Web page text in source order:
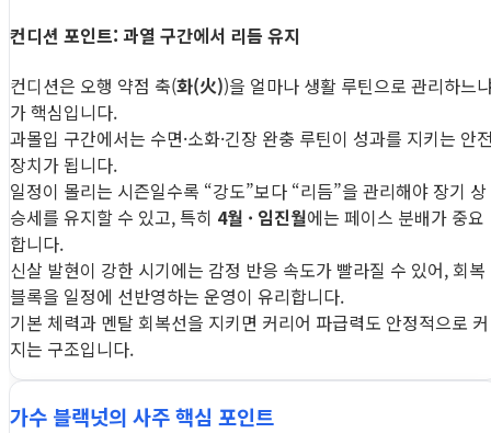
컨디션 포인트: 과열 구간에서 리듬 유지
컨디션은 오행 약점 축(화(火))을 얼마나 생활 루틴으로 관리하느
가 핵심입니다.
과몰입 구간에서는 수면·소화·긴장 완충 루틴이 성과를 지키는 안
장치가 됩니다.
일정이 몰리는 시즌일수록 “강도”보다 “리듬”을 관리해야 장기 상
승세를 유지할 수 있고, 특히 4월 · 임진월에는 페이스 분배가 중요
합니다.
신살 발현이 강한 시기에는 감정 반응 속도가 빨라질 수 있어, 회복
블록을 일정에 선반영하는 운영이 유리합니다.
기본 체력과 멘탈 회복선을 지키면 커리어 파급력도 안정적으로 커
지는 구조입니다.
가수 블랙넛의 사주 핵심 포인트